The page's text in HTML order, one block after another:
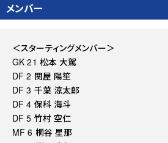
メンバー
＜スターティングメンバー＞
GK 21 松本 大駕
DF 2 関屋 陽笙
DF 3 千葉 涼太郎
DF 4 保科 海斗
DF 5 竹村 空仁
MF 6 桐⾕ 星那